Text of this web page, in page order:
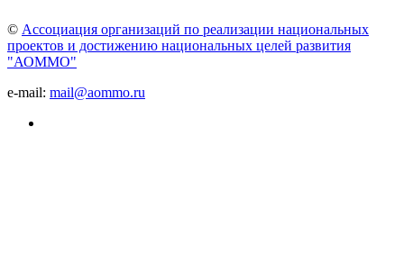
© Ассоциация организаций по реализации национальных
проектов и достижению национальных целей развития
"АОММО"
e-mail: mail@aommo.ru